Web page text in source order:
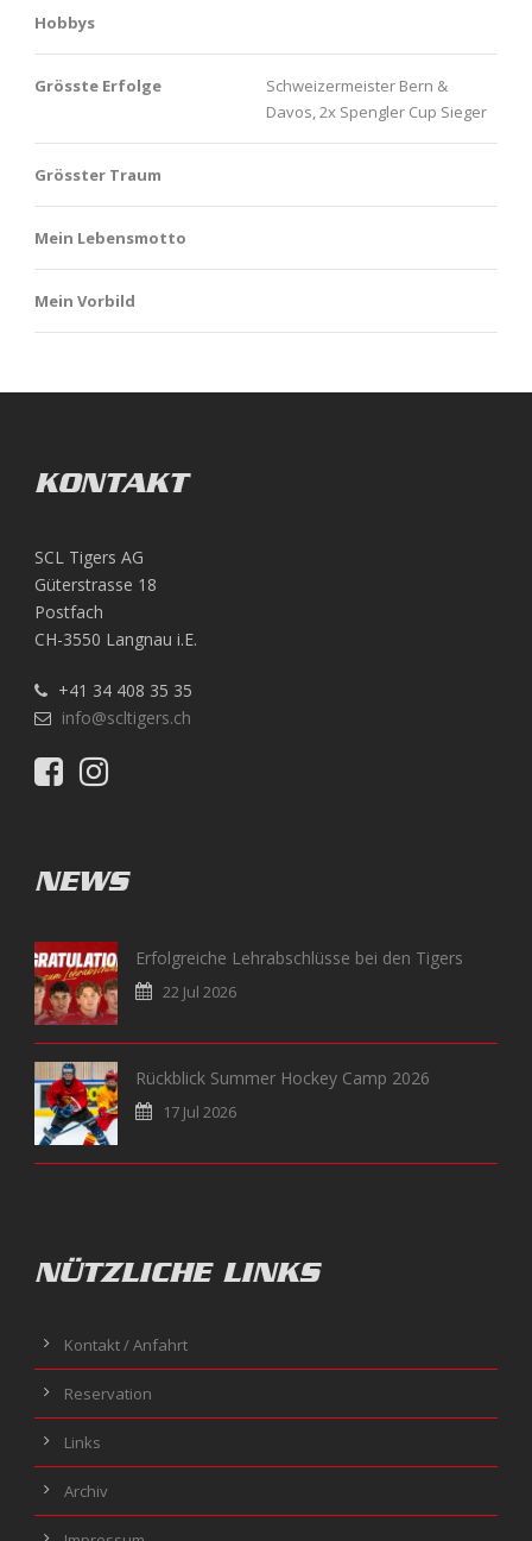
Hobbys
Grösste Erfolge
Schweizermeister Bern &
Davos, 2x Spengler Cup Sieger
Grösster Traum
Mein Lebensmotto
Mein Vorbild
KONTAKT
SCL Tigers AG
Güterstrasse 18
Postfach
CH-3550 Langnau i.E.
+41 34 408 35 35
info@scltigers.ch
NEWS
Erfolgreiche Lehrabschlüsse bei den Tigers
22 Jul 2026
Rückblick Summer Hockey Camp 2026
17 Jul 2026
NÜTZLICHE LINKS
Kontakt / Anfahrt
Reservation
Links
Archiv